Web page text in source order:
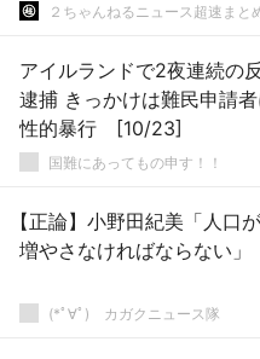
２ちゃんねるニュース超速まと
アイルランドで2夜連続の
逮捕 きっかけは難民申請
性的暴行 [10/23]
国難にあってもの申す！！
【正論】小野田紀美「人口
増やさなければならない」
(*ﾟ∀ﾟ)ゞカガクニュース隊